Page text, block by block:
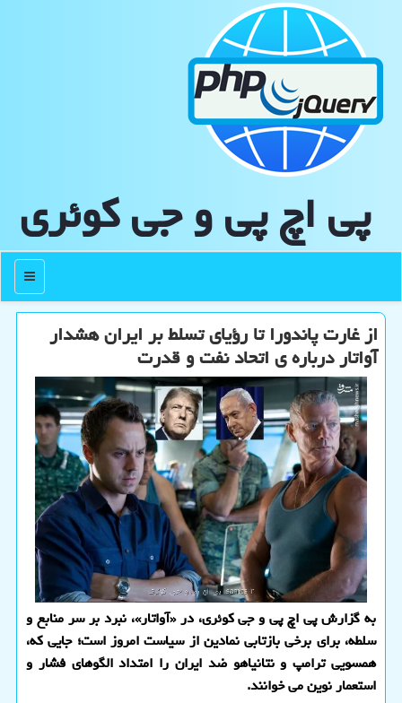
پی اچ پی و جی كوئری
منو
از غارت پاندورا تا رؤیای تسلط بر ایران هشدار
آواتار درباره ی اتحاد نفت و قدرت
به گزارش پی اچ پی و جی کوئری، در «آواتار»، نبرد بر سر منابع و
سلطه، برای برخی بازتابی نمادین از سیاست امروز است؛ جایی که،
همسویی ترامپ و نتانیاهو ضد ایران را امتداد الگوهای فشار و
استعمار نوین می خوانند.